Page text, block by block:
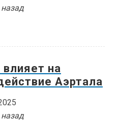
на
Аэртала